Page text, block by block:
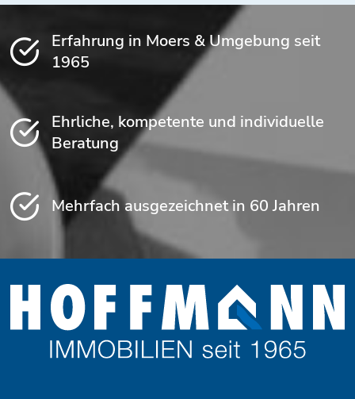
Erfahrung in Moers & Umgebung seit
1965
Ehrliche, kompetente und individuelle
Beratung
Mehrfach ausgezeichnet in 60 Jahren